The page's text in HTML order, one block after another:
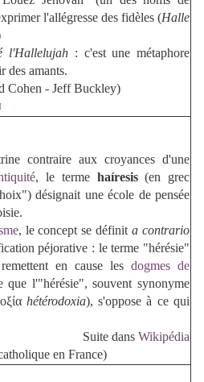
l'allégresse des fidèles (Halle
l'Hallelujah : c'est une métaphore
des amants.
Cohen - Jeff Buckley)
contraire aux croyances d'une
, le terme haíresis(en grec
désignait une école de pensée
, le concept se définita contrario
péjorative : le terme "hérésie"
en cause les dogmes de
que l'"hérésie", souvent synonyme
hétérodoxia), s'oppose à ce qui
Suite dans Wikipédia
en France)